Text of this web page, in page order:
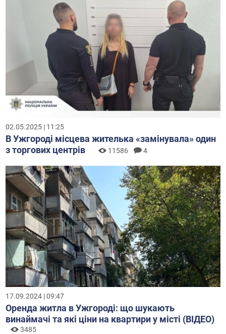
02.05.2025 | 11:25
В Ужгороді місцева жителька «замінувала» один
з торгових центрів
11586 4
17.09.2024 | 09:47
Оренда житла в Ужгороді: що шукають
винаймачі та які ціни на квартири у місті (ВІДЕО)
3485